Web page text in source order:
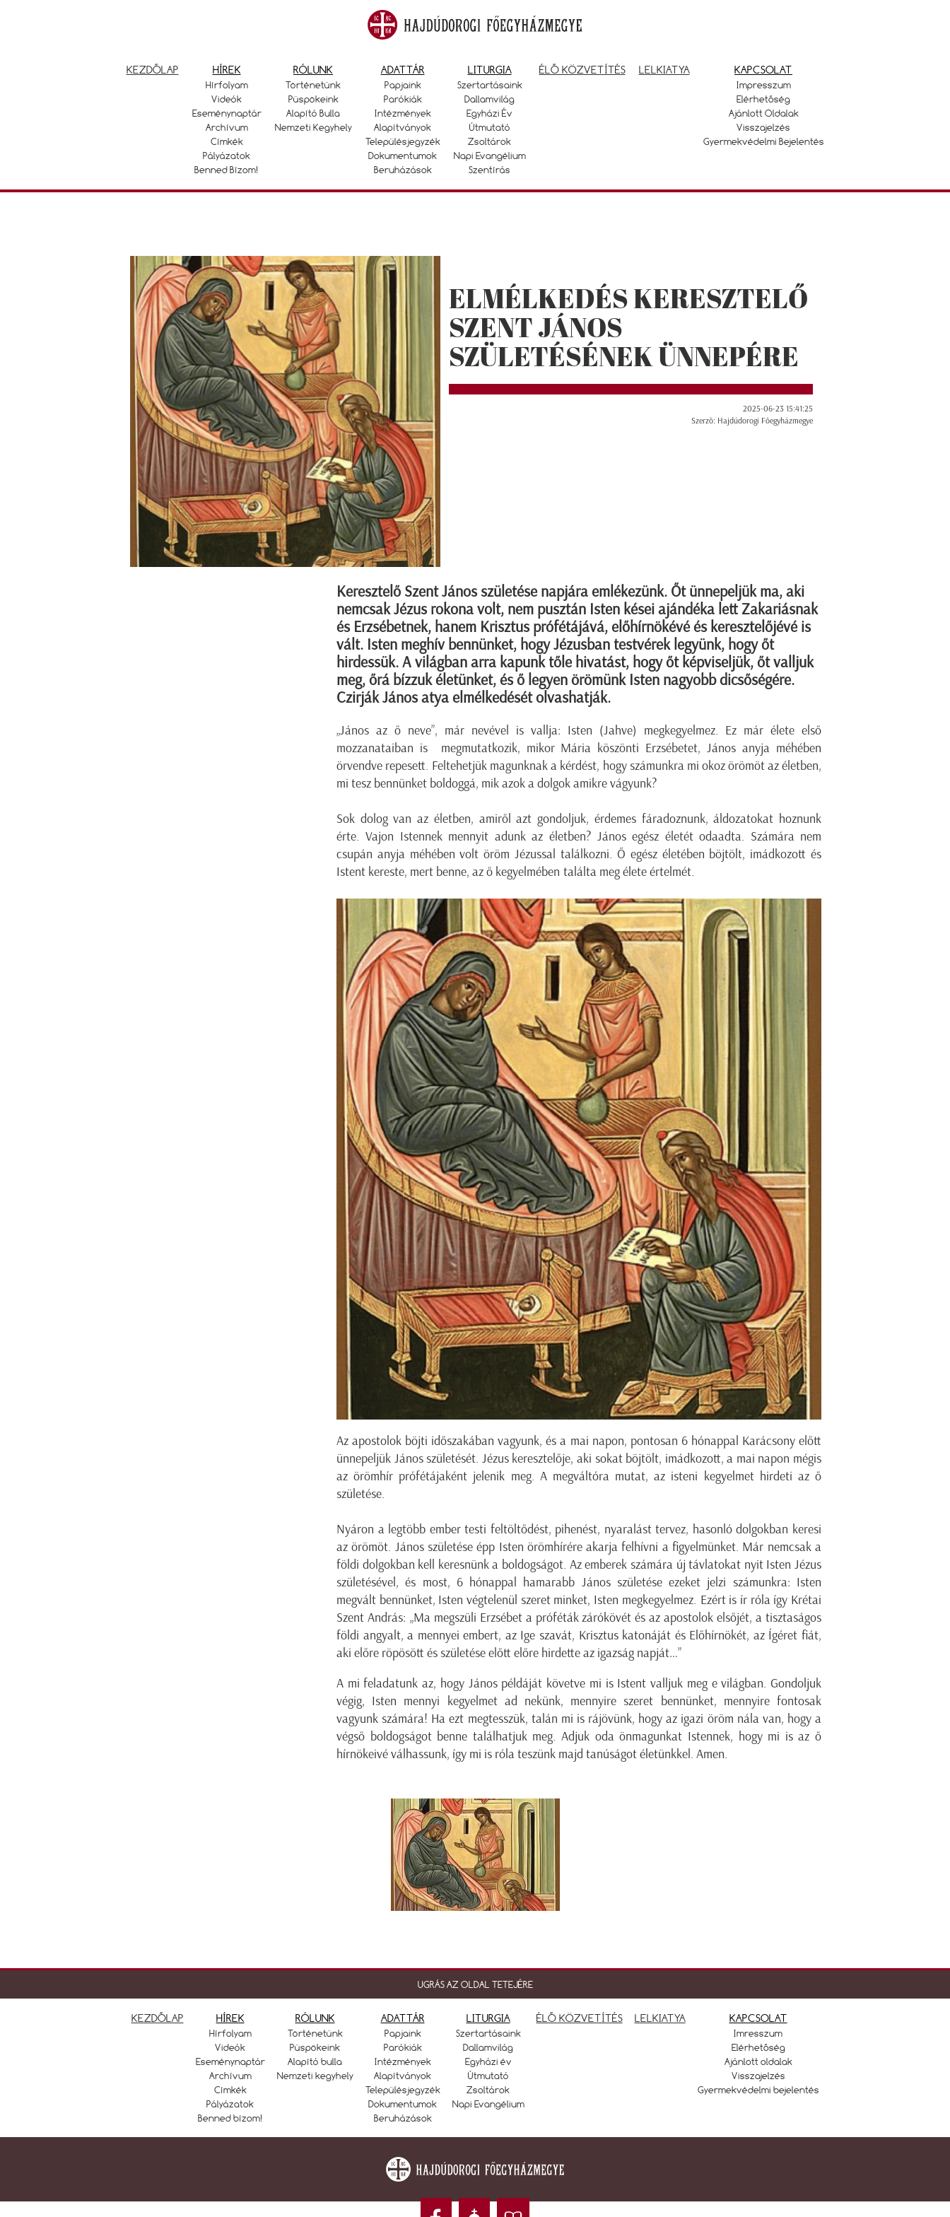
KEZDŐLAP HÍREK
Hírfolyam
Videók
Eseménynaptár
Archívum
Címkék
Pályázatok
Benned Bízom!
RÓLUNK
Történetünk
Püspökeink
Alapító Bulla
Nemzeti Kegyhely
ADATTÁR
Papjaink
Parókiák
Intézmények
Alapítványok
Településjegyzék
Dokumentumok
Beruházások
LITURGIA
Szertartásaink
Dallamvilág
Egyházi Év
Útmutató
Zsoltárok
Napi Evangélium
Szentírás
ÉLŐ KÖZVETÍTÉS LELKIATYA KAPCSOLAT
Impresszum
Elérhetőség
Ajánlott Oldalak
Visszajelzés
Gyermekvédelmi Bejelentés
ELMÉLKEDÉS KERESZTELŐ
SZENT JÁNOS
SZÜLETÉSÉNEK ÜNNEPÉRE
2025-06-23 15:41:25
Szerző: Hajdúdorogi Főegyházmegye
Keresztelő Szent János születése napjára emlékezünk. Őt ünnepeljük ma, aki
nemcsak Jézus rokona volt, nem pusztán Isten kései ajándéka lett Zakariásnak
és Erzsébetnek, hanem Krisztus prófétájává, előhírnökévé és keresztelőjévé is
vált. Isten meghív bennünket, hogy Jézusban testvérek legyünk, hogy őt
hirdessük. A világban arra kapunk tőle hivatást, hogy őt képviseljük, őt valljuk
meg, őrá bízzuk életünket, és ő legyen örömünk Isten nagyobb dicsőségére.
Czirják János atya elmélkedését olvashatják.
„János az ő neve”, már nevével is vallja: Isten (Jahve) megkegyelmez. Ez már élete első
mozzanataiban is megmutatkozik, mikor Mária köszönti Erzsébetet, János anyja méhében
örvendve repesett. Feltehetjük magunknak a kérdést, hogy számunkra mi okoz örömöt az életben,
mi tesz bennünket boldoggá, mik azok a dolgok amikre vágyunk?
Sok dolog van az életben, amiről azt gondoljuk, érdemes fáradoznunk, áldozatokat hoznunk
érte. Vajon Istennek mennyit adunk az életben? János egész életét odaadta. Számára nem
csupán anyja méhében volt öröm Jézussal találkozni. Ő egész életében böjtölt, imádkozott és
Istent kereste, mert benne, az ő kegyelmében találta meg élete értelmét.
Az apostolok böjti időszakában vagyunk, és a mai napon, pontosan 6 hónappal Karácsony előtt
ünnepeljük János születését. Jézus keresztelője, aki sokat böjtölt, imádkozott, a mai napon mégis
az örömhír prófétájaként jelenik meg. A megváltóra mutat, az isteni kegyelmet hirdeti az ő
születése.
Nyáron a legtöbb ember testi feltöltődést, pihenést, nyaralást tervez, hasonló dolgokban keresi
az örömöt. János születése épp Isten örömhírére akarja felhívni a figyelmünket. Már nemcsak a
földi dolgokban kell keresnünk a boldogságot. Az emberek számára új távlatokat nyit Isten Jézus
születésével, és most, 6 hónappal hamarabb János születése ezeket jelzi számunkra: Isten
megvált bennünket, Isten végtelenül szeret minket, Isten megkegyelmez. Ezért is ír róla így Krétai
Szent András: „Ma megszüli Erzsébet a próféták zárókövét és az apostolok elsőjét, a tisztaságos
földi angyalt, a mennyei embert, az Ige szavát, Krisztus katonáját és Előhírnökét, az Ígéret fiát,
aki előre röpösött és születése előtt előre hirdette az igazság napját…”
A mi feladatunk az, hogy János példáját követve mi is Istent valljuk meg e világban. Gondoljuk
végig, Isten mennyi kegyelmet ad nekünk, mennyire szeret bennünket, mennyire fontosak
vagyunk számára! Ha ezt megtesszük, talán mi is rájövünk, hogy az igazi öröm nála van, hogy a
végső boldogságot benne találhatjuk meg. Adjuk oda önmagunkat Istennek, hogy mi is az ő
hírnökeivé válhassunk, így mi is róla teszünk majd tanúságot életünkkel. Amen.
UGRÁS AZ OLDAL TETEJÉRE
KEZDŐLAP HÍREK
Hírfolyam
Videók
Eseménynaptár
Archívum
Címkék
Pályázatok
Benned bízom!
RÓLUNK
Történetünk
Püspökeink
Alapító bulla
Nemzeti kegyhely
ADATTÁR
Papjaink
Parókiák
Intézmények
Alapítványok
Településjegyzék
Dokumentumok
Beruházások
LITURGIA
Szertartásaink
Dallamvilág
Egyházi év
Útmutató
Zsoltárok
Napi Evangélium
ÉLŐ KÖZVETÍTÉS LELKIATYA KAPCSOLAT
Imresszum
Elérhetőség
Ajánlott oldalak
Visszajelzés
Gyermekvédelmi bejelentés